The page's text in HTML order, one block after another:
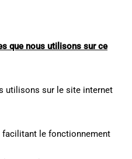
que nous utilisons sur ce
utilisons sur le site internet
le fonctionnement